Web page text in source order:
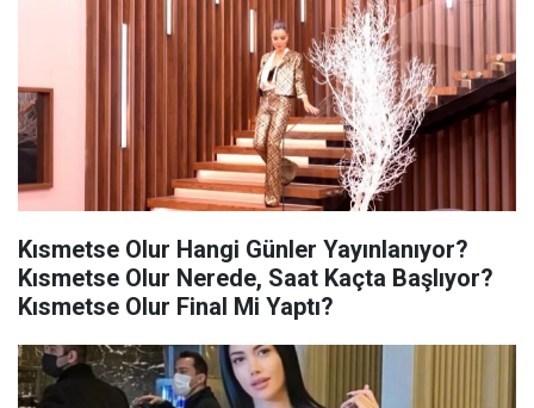
Kısmetse Olur Hangi Günler Yayınlanıyor?
Kısmetse Olur Nerede, Saat Kaçta Başlıyor?
Kısmetse Olur Final Mi Yaptı?